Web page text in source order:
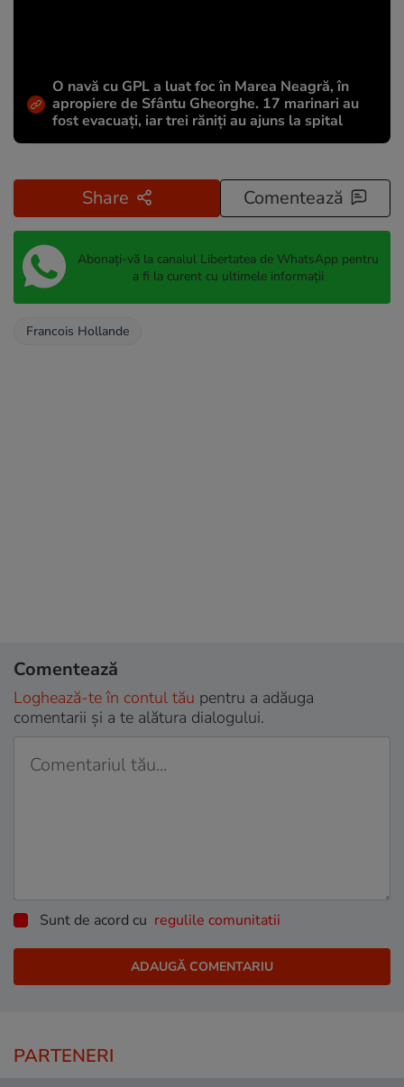
O navă cu GPL a luat foc în Marea Neagră, în
apropiere de Sfântu Gheorghe. 17 marinari au
fost evacuați, iar trei răniți au ajuns la spital
Share Comentează
Abonați-vă la canalul Libertatea de WhatsApp pentru
a fi la curent cu ultimele informații
Francois Hollande
Comentează
Loghează-te în contul tău pentru a adăuga
comentarii și a te alătura dialogului.
Sunt de acord cu regulile comunitatii
PARTENERI